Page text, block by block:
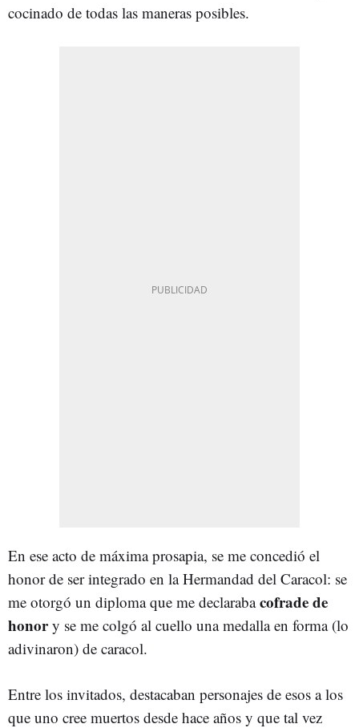
cocinado de todas las maneras posibles.
En ese acto de máxima prosapia, se me concedió el
honor de ser integrado en la Hermandad del Caracol: se
me otorgó un diploma que me declarabacofrade de
honory se me colgó al cuello una medalla en forma (lo
adivinaron) de caracol.
Entre los invitados, destacaban personajes de esos a los
que uno cree muertos desde hace años y que tal vez